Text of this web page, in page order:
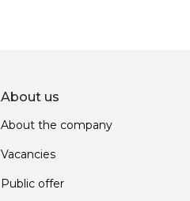
About us
About the company
Vacancies
Public offer